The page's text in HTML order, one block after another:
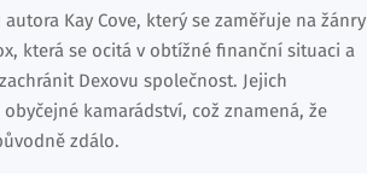
Kay Cove, který se zaměřuje na žánry
která se ocitá v obtížné finanční situaci a
Dexovu společnost. Jejich
kamarádství, což znamená, že
zdálo.